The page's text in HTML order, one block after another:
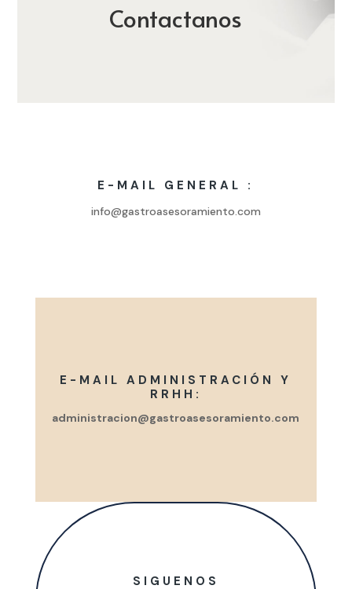
Contactanos
E-MAIL GENERAL :
info@gastroasesoramiento.com
E-MAIL ADMINISTRACIÓN Y
RRHH:
administracion@gastroasesoramiento.com
SIGUENOS